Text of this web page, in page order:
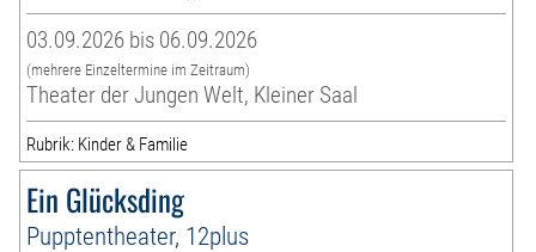
03.09.2026 bis 06.09.2026
(mehrere Einzeltermine im Zeitraum)
Theater der Jungen Welt, Kleiner Saal
Rubrik: Kinder & Familie
Ein Glücksding
Pupptentheater, 12plus